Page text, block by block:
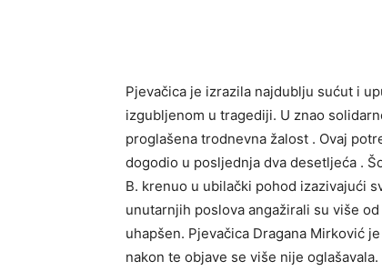
Pjevačica je izrazila najdublju sućut i
izgubljenom u tragediji. U znao
proglašena trodnevna žalost . Ovaj
dogodio u posljednja dva desetljeća .
B. krenuo u ubilački pohod izazivajući
unutarnjih poslova angažirali su više
uhapšen. Pjevačica Dragana Mirković
nakon te objave se više nije oglašavala.